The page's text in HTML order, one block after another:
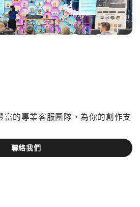
的專業客服團隊，為你的創作支
聯絡我們